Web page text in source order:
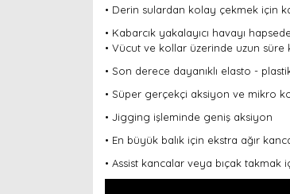
• Derin sulardan kolay çekmek için
• Kabarcık yakalayıcı havayı
• Vücut ve kollar üzerinde uzun süre
• Son derece dayanıklı elasto -
• Süper gerçekçi aksiyon ve mikro
• Jigging işleminde geniş aksiyon
• En büyük balık için ekstra ağır
• Assist kancalar veya bıçak takmak